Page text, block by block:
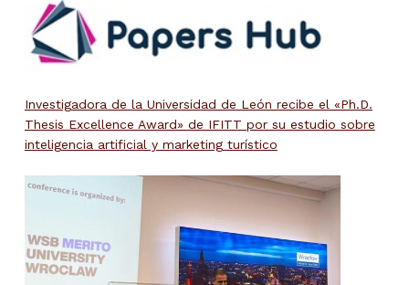
Investigadora de la Universidad de León recibe el «Ph.D.
Thesis Excellence Award» de IFITT por su estudio sobre
inteligencia artificial y marketing turístico